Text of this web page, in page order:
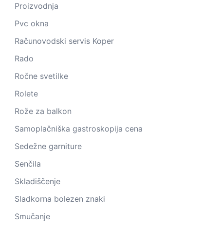
Proizvodnja
Pvc okna
Računovodski servis Koper
Rado
Ročne svetilke
Rolete
Rože za balkon
Samoplačniška gastroskopija cena
Sedežne garniture
Senčila
Skladiščenje
Sladkorna bolezen znaki
Smučanje